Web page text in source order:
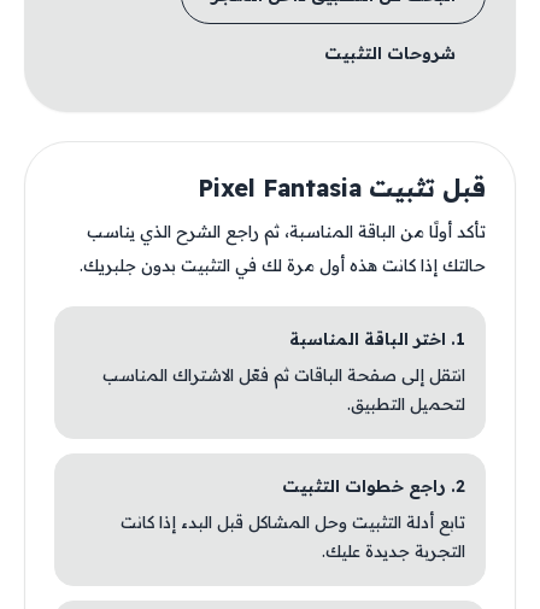
شروحات التثبيت
قبل تثبيت Pixel Fantasia
تأكد أولًا من الباقة المناسبة، ثم راجع الشرح الذي يناسب
حالتك إذا كانت هذه أول مرة لك في التثبيت بدون جلبريك.
1. اختر الباقة المناسبة
انتقل إلى صفحة الباقات ثم فعّل الاشتراك المناسب
لتحميل التطبيق.
2. راجع خطوات التثبيت
تابع أدلة التثبيت وحل المشاكل قبل البدء إذا كانت
التجربة جديدة عليك.